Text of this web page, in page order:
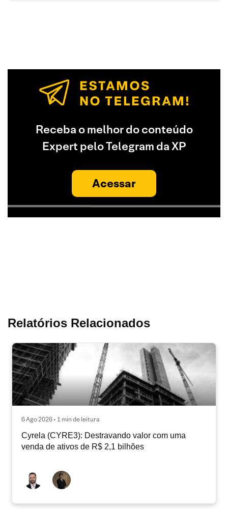
Receba o melhor do conteúdo
Expert pelo Telegram da XP
Acessar
Relatórios Relacionados
6 Ago 2026 • 1 min de leitura
Cyrela (CYRE3): Destravando valor com uma
venda de ativos de R$ 2,1 bilhões